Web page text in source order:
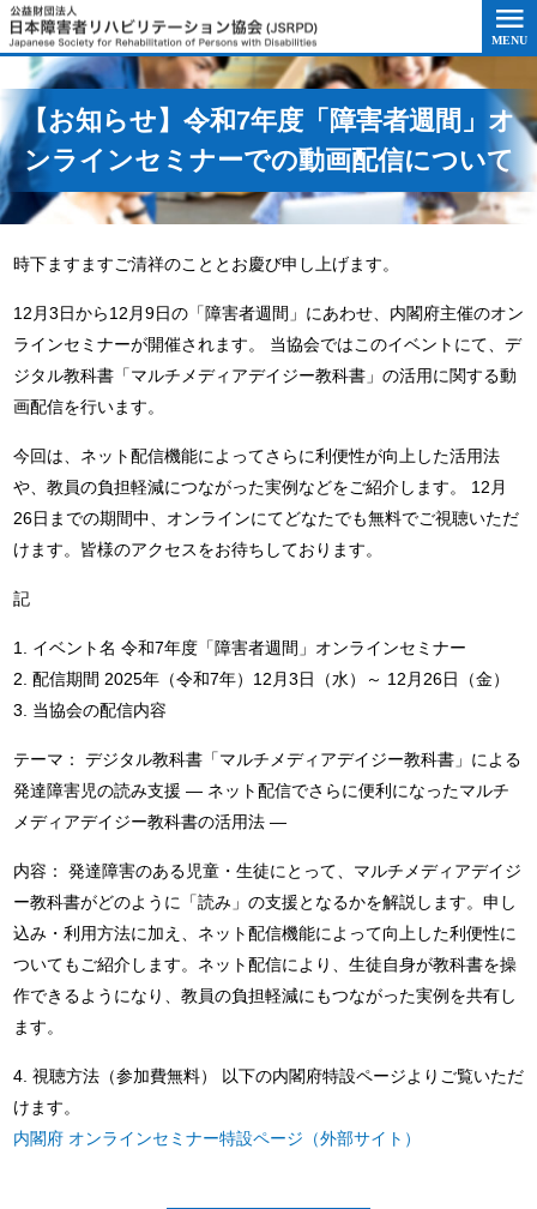
このページの本文へ移動
【お知らせ】令和7年度「障害者週間」オ
ンラインセミナーでの動画配信について
時下ますますご清祥のこととお慶び申し上げます。
12月3日から12月9日の「障害者週間」にあわせ、内閣府主催のオン
ラインセミナーが開催されます。 当協会ではこのイベントにて、デ
ジタル教科書「マルチメディアデイジー教科書」の活用に関する動
画配信を行います。
今回は、ネット配信機能によってさらに利便性が向上した活用法
や、教員の負担軽減につながった実例などをご紹介します。 12月
26日までの期間中、オンラインにてどなたでも無料でご視聴いただ
けます。皆様のアクセスをお待ちしております。
記
1. イベント名 令和7年度「障害者週間」オンラインセミナー
2. 配信期間 2025年（令和7年）12月3日（水）～ 12月26日（金）
3. 当協会の配信内容
テーマ： デジタル教科書「マルチメディアデイジー教科書」による
発達障害児の読み支援 — ネット配信でさらに便利になったマルチ
メディアデイジー教科書の活用法 —
内容： 発達障害のある児童・生徒にとって、マルチメディアデイジ
ー教科書がどのように「読み」の支援となるかを解説します。申し
込み・利用方法に加え、ネット配信機能によって向上した利便性に
ついてもご紹介します。ネット配信により、生徒自身が教科書を操
作できるようになり、教員の負担軽減にもつながった実例を共有し
ます。
4. 視聴方法（参加費無料） 以下の内閣府特設ページよりご覧いただ
けます。
内閣府 オンラインセミナー特設ページ（外部サイト）